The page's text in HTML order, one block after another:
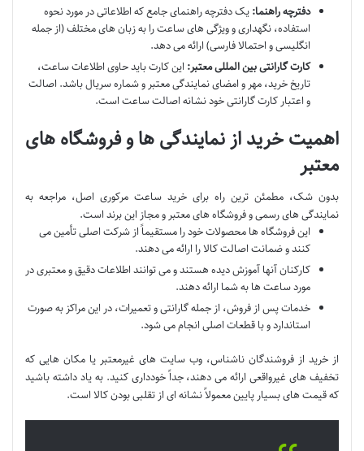
دفترچه راهنما: یک دفترچه راهنمای جامع که اطلاعاتی در مورد نحوه
استفاده، نگهداری و ویژگی های ساعت را به زبان های مختلف (از جمله
انگلیسی و احتمالا فارسی) ارائه می دهد.
کارت گارانتی بین المللی معتبر: این کارت باید حاوی اطلاعات ساعت،
تاریخ خرید، مهر و امضای نمایندگی معتبر و شماره سریال باشد. اصالت
و اعتبار کارت گارانتی خود نشانه اصالت ساعت است.
اهمیت خرید از نمایندگی ها و فروشگاه های
معتبر
بدون شک، مطمئن ترین راه برای خرید ساعت مرکوری اصل، مراجعه به
نمایندگی های رسمی و فروشگاه های معتبر و مجاز این برند است.
این فروشگاه ها محصولات خود را مستقیماً از شرکت اصلی تأمین می
کنند و ضمانت اصالت کالا را ارائه می دهند.
کارکنان آنها آموزش دیده هستند و می توانند اطلاعات دقیق و معتبری در
مورد ساعت ها به شما ارائه دهند.
خدمات پس از فروش، از جمله گارانتی و تعمیرات، در این مراکز به صورت
استاندارد و با قطعات اصلی انجام می شود.
از خرید از فروشندگان ناشناس، وب سایت های غیرمعتبر یا مکان هایی که
تخفیف های غیرواقعی ارائه می دهند، جداً خودداری کنید. به یاد داشته باشید
که قیمت های بسیار پایین معمولاً نشانه ای از تقلبی بودن کالا است.